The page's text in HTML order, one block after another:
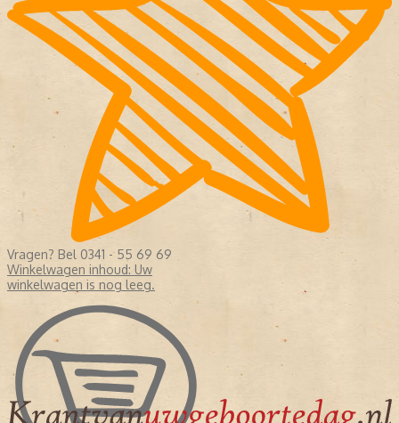
Vragen? Bel 0341 - 55 69 69
Winkelwagen inhoud: Uw
winkelwagen is nog leeg.